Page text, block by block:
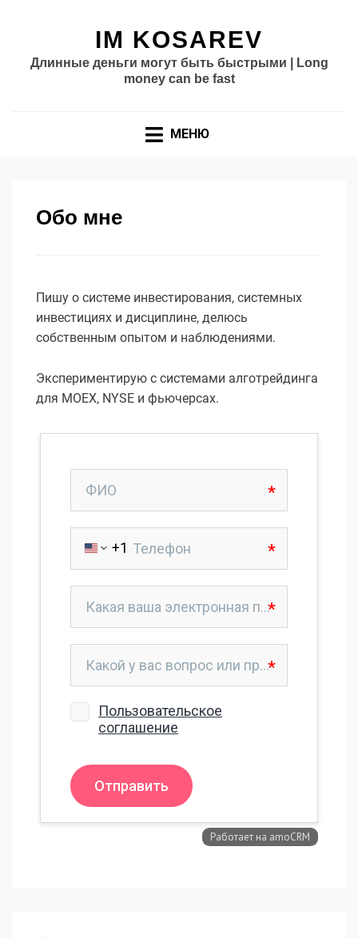
IM KOSAREV
Длинные деньги могут быть быстрыми | Long
money can be fast
МЕНЮ
Обо мне
Пишу о системе инвестирования, системных
инвестициях и дисциплине, делюсь
собственным опытом и наблюдениями.
Экспериментирую с системами алготрейдинга
для MOEX, NYSE и фьючерсах.